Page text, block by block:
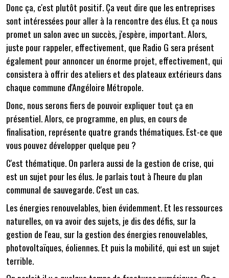
Donc ça, c'est plutôt positif. Ça veut dire que les entreprises
sont intéressées pour aller à la rencontre des élus. Et ça nous
promet un salon avec un succès, j'espère, important. Alors,
juste pour rappeler, effectivement, que Radio G sera présent
également pour annoncer un énorme projet, effectivement, qui
consistera à offrir des ateliers et des plateaux extérieurs dans
chaque commune d'Angéloire Métropole.
Donc, nous serons fiers de pouvoir expliquer tout ça en
présentiel. Alors, ce programme, en plus, en cours de
finalisation, représente quatre grands thématiques. Est-ce que
vous pouvez développer quelque peu ?
C'est thématique. On parlera aussi de la gestion de crise, qui
est un sujet pour les élus. Je parlais tout à l'heure du plan
communal de sauvegarde. C'est un cas.
Les énergies renouvelables, bien évidemment. Et les ressources
naturelles, on va avoir des sujets, je dis des défis, sur la
gestion de l'eau, sur la gestion des énergies renouvelables,
photovoltaïques, éoliennes. Et puis la mobilité, qui est un sujet
terrible.